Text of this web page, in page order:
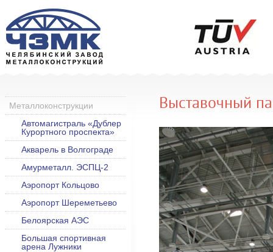
Металлоконструкции
Автомагистраль «Дублер
Курортного проспекта»
Акварель в Волгограде
Амурметалл. ЭСПЦ-2
Аэропорт Кольцово
Аэропорт Шереметьево
Белоярская АЭС
Большая спортивная
арена Лужники
Выставочный